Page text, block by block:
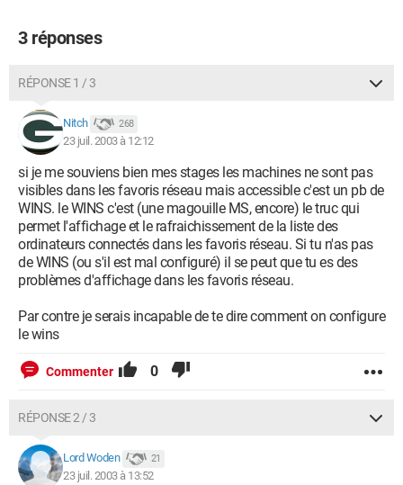
3 réponses
RÉPONSE 1 / 3
Nitch 268
23 juil. 2003 à 12:12
si je me souviens bien mes stages les machines ne sont pas
visibles dans les favoris réseau mais accessible c'est un pb de
WINS. le WINS c'est (une magouille MS, encore) le truc qui
permet l'affichage et le rafraichissement de la liste des
ordinateurs connectés dans les favoris réseau. Si tu n'as pas
de WINS (ou s'il est mal configuré) il se peut que tu es des
problèmes d'affichage dans les favoris réseau.
Par contre je serais incapable de te dire comment on configure
le wins
Commenter 0
RÉPONSE 2 / 3
Lord Woden 21
23 juil. 2003 à 13:52